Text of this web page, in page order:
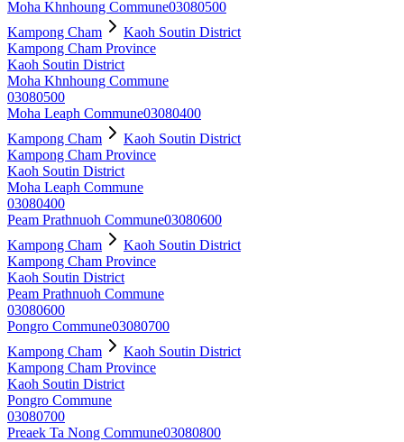
Moha Khnhoung Commune03080500
Kampong Cham
Kaoh Soutin District
Kampong Cham Province
Kaoh Soutin District
Moha Khnhoung Commune
03080500
Moha Leaph Commune03080400
Kampong Cham
Kaoh Soutin District
Kampong Cham Province
Kaoh Soutin District
Moha Leaph Commune
03080400
Peam Prathnuoh Commune03080600
Kampong Cham
Kaoh Soutin District
Kampong Cham Province
Kaoh Soutin District
Peam Prathnuoh Commune
03080600
Pongro Commune03080700
Kampong Cham
Kaoh Soutin District
Kampong Cham Province
Kaoh Soutin District
Pongro Commune
03080700
Preaek Ta Nong Commune03080800